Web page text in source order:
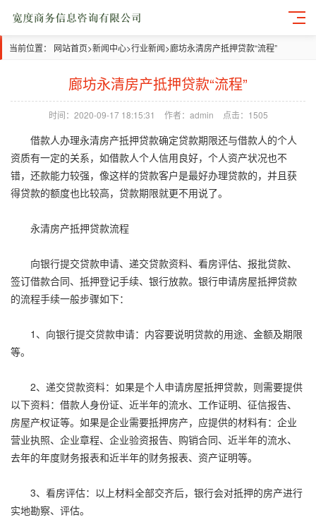
当前位置： 网站首页>新闻中心>行业新闻>廊坊永清房产抵押贷款“流程”
廊坊永清房产抵押贷款“流程”
时间：2020-09-17 18:15:31 作者：admin 点击：1505
借款人办理永清房产抵押贷款确定贷款期限还与借款人的个人
资质有一定的关系，如借款人个人信用良好，个人资产状况也不
错，还款能力较强，像这样的贷款客户是最好办理贷款的，并且获
得贷款的额度也比较高，贷款期限就更不用说了。
永清房产抵押贷款流程
向银行提交贷款申请、递交贷款资料、看房评估、报批贷款、
签订借款合同、抵押登记手续、银行放款。银行申请房屋抵押贷款
的流程手续一般步骤如下：
1、向银行提交贷款申请：内容要说明贷款的用途、金额及期限
等。
2、递交贷款资料：如果是个人申请房屋抵押贷款，则需要提供
以下资料：借款人身份证、近半年的流水、工作证明、征信报告、
房屋产权证等。如果是企业需要抵押房产，应提供的材料有：企业
营业执照、企业章程、企业验资报告、购销合同、近半年的流水、
去年的年度财务报表和近半年的财务报表、资产证明等。
3、看房评估：以上材料全部交齐后，银行会对抵押的房产进行
实地勘察、评估。